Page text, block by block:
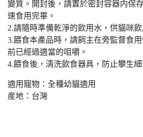
變質。開封後，請置於密封容器内保
速食用完畢。
2.請隨時準備乾淨的飲用水，供貓咪飲
3.餵食本產品時，請飼主在旁監督食
前已經過適當的咀嚼。
4.餵食後，清洗飲食器具，防止攀生細
適用寵物：全種幼貓適用
産地：台灣